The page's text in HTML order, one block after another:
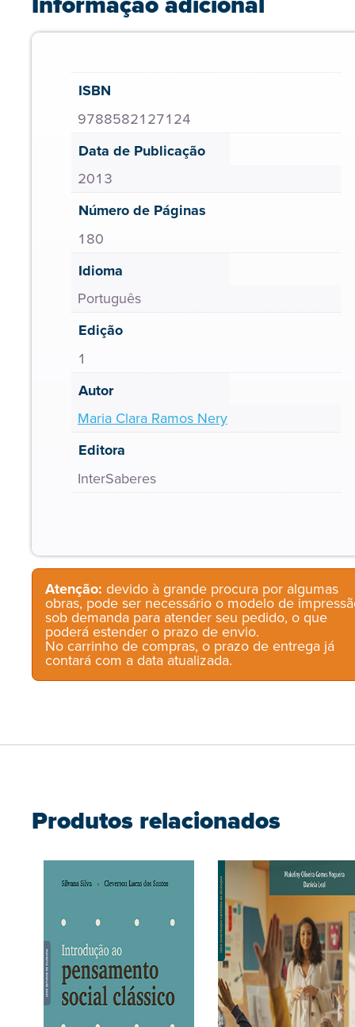
ISBN
9788582127124
Data de Publicação
2013
Número de Páginas
180
Idioma
Português
Edição
1
Autor
Maria Clara Ramos Nery
Editora
InterSaberes
Atenção: devido à grande procura por algumas
obras, pode ser necessário o modelo de
sob demanda para atender seu pedido, o que
poderá estender o prazo de envio.
No carrinho de compras, o prazo de entrega já
contará com a data atualizada.
Produtos relacionados